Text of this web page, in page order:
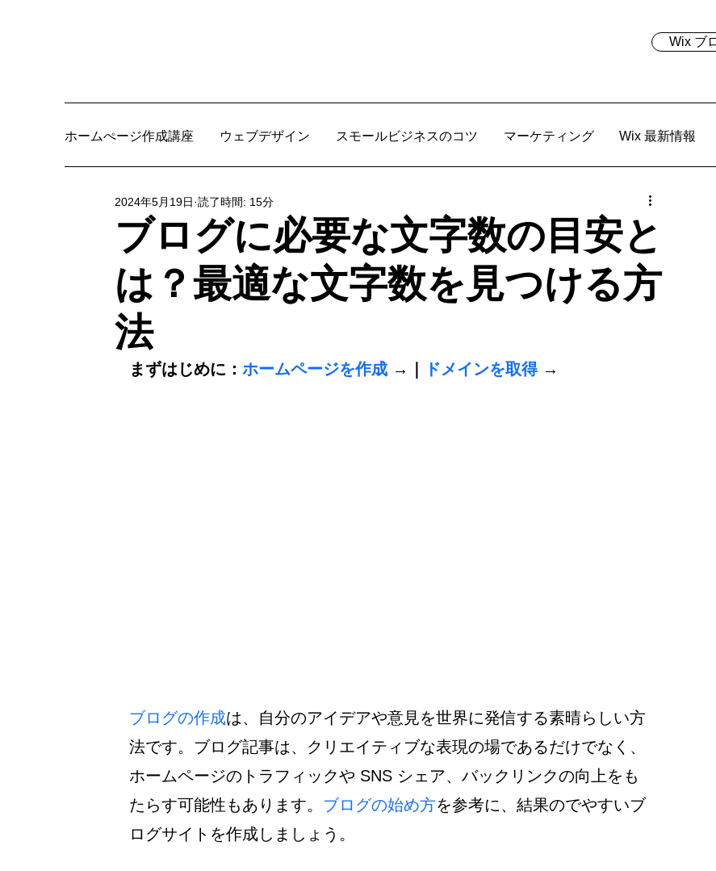
Wix ブ
ホームぺージ作成講座 ウェブデザイン スモールビジネスのコツ マーケティング Wix 最新情報
ブログに必要な文字数の目安と
は？最適な文字数を見つける方
法
2024年5月19日 読了時間: 15分
まずはじめに： ホームページを作成 →｜ ドメインを取得 →
ブログの作成は、自分のアイデアや意見を世界に発信する素晴らしい方
法です。ブログ記事は、クリエイティブな表現の場であるだけでなく、
ホームページのトラフィックや SNS シェア、バックリンクの向上をも
たらす可能性もあります。 ブログの始め方を参考に、結果のでやすいブ
ログサイトを作成しましょう。